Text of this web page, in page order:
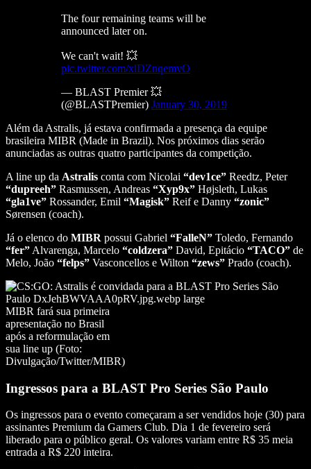
The four remaining teams will be
announced later on.
We can't wait! 💥
pic.twitter.com/xlDZnqemvO
— BLAST Premier 💥
(@BLASTPremier) January 30, 2019
Além da Astralis, já estava confirmada a presença da equipe
brasileira MIBR (Made in Brazil). Nos próximos dias serão
anunciadas as outras quatro participantes da competição.
A line up da Astralis conta com Nicolai “dev1ce” Reedtz, Peter
“dupreeh” Rasmussen, Andreas “Xyp9x” Højsleth, Lukas
“gla1ve” Rossander, Emil “Magisk” Reif e Danny “zonic”
Sørensen (coach).
Já o elenco do MIBR possui Gabriel “FalleN” Toledo, Fernando
“fer” Alvarenga, Marcelo “coldzera” David, Epitácio “TACO” de
Melo, João “felps” Vasconcellos e Wilton “zews” Prado (coach).
MIBR fará sua primeira
apresentação no Brasil
após a reformulação em
sua line up (Foto:
Divulgação/Twitter/MIBR)
Ingressos para a BLAST Pro Series São Paulo
Os ingressos para o evento começaram a ser vendidos hoje (30) para
assinantes Premium da Gamers Club. Dia 1 de fevereiro será
liberado para o público geral. Os valores variam entre R$ 35 meia
entrada a R$ 220 inteira.